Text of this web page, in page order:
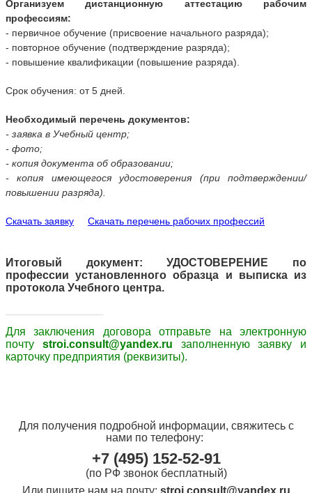
Организуем дистанционную аттестацию рабочим
профессиям:
- первичное обучение (присвоение начального разряда);
- повторное обучение (подтверждение разряда);
- повышение квалификации (повышение разряда).
Срок обучения: от 5 дней.
Необходимый перечень документов:
- заявка в Учебный центр;
- фото;
- копия документа об образовании;
- копия имеющегося удостоверения (при подтверждении/
повышении разряда).
Скачать заявку Скачать перечень рабочих профессий
Итоговый документ: УДОСТОВЕРЕНИЕ по
профессии установленного образца и выписка из
протокола Учебного центра.
Для заключения договораотправьте на электронную
почту stroi.consult@yandex.ru
заполненную заявку и
карточку предприятия (реквизиты).
Для получения подробной информации, свяжитесь с
нами по телефону:
+7 (495) 152-52-91
(по РФ звонок бесплатный)
Или пишите нам на почту: stroi.consult@yandex.ru